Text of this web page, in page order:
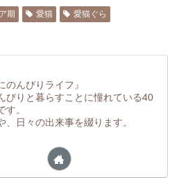
期 愛猫
愛猫ぐら
のんびりライフ』
びりと暮らすことに憧れている40
す。
、日々の出来事を綴ります。